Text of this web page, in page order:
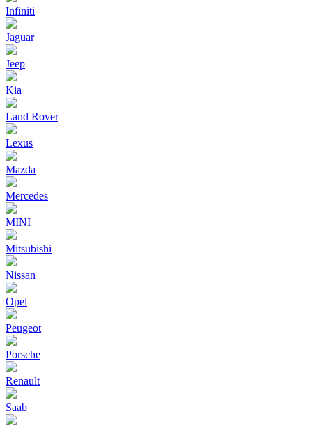
Infiniti
Jaguar
Jeep
Kia
Land Rover
Lexus
Mazda
Mercedes
MINI
Mitsubishi
Nissan
Opel
Peugeot
Porsche
Renault
Saab